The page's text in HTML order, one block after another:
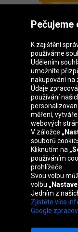
Skupina
Belgique
France
Österreich
Pečujeme
K zajištění
používáme
Udělením
umožníte
nakupování na
Údaje
používání
měření,
webových
V záložce
souborů
Kliknutím na
používáním
prohlížeče.
Svou volbu
volbu
Jedním z
Zjistěte více
Google